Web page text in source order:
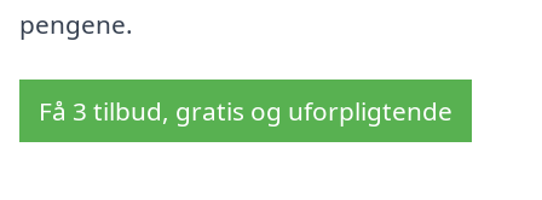
pengene.
Få 3 tilbud, gratis og uforpligtende